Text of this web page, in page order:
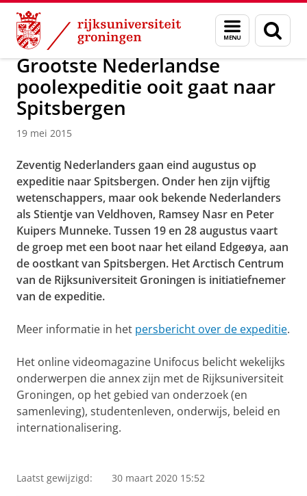
Skip
Content
Skip
Navigation
Menu
en
zoeken
Over ons
Grootste Nederlandse
poolexpeditie ooit gaat naar
Spitsbergen
19 mei 2015
Zeventig Nederlanders gaan eind augustus op
expeditie naar Spitsbergen. Onder hen zijn vijftig
wetenschappers, maar ook bekende Nederlanders
als Stientje van Veldhoven, Ramsey Nasr en Peter
Kuipers Munneke. Tussen 19 en 28 augustus vaart
de groep met een boot naar het eiland Edgeøya, aan
de oostkant van Spitsbergen. Het Arctisch Centrum
van de Rijksuniversiteit Groningen is initiatiefnemer
van de expeditie.
Meer informatie in het persbericht over de expeditie.
Het online videomagazine Unifocus belicht wekelijks
onderwerpen die annex zijn met de Rijksuniversiteit
Groningen, op het gebied van onderzoek (en
samenleving), studentenleven, onderwijs, beleid en
internationalisering.
Grootste Nederlandse poolexpeditie ooit gaat naar
Laatst gewijzigd: 30 maart 2020 15:52